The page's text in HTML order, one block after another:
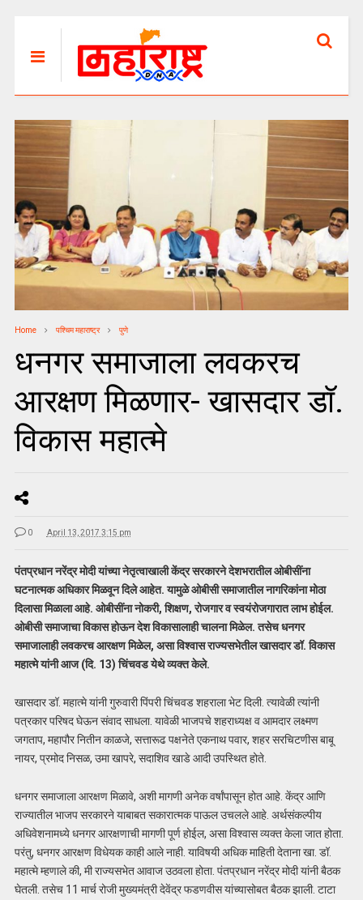
Home पश्चिम महाराष्ट्र पुणे
धनगर समाजाला लवकरच
आरक्षण मिळणार- खासदार डॉ.
विकास महात्मे
0 April 13, 2017 3:15 pm
पंतप्रधान नरेंद्र मोदी यांच्या नेतृत्‍वाखाली केंद्र सरकारने देशभरातील ओबीसींना
घटनात्मक अधिकार मिळवून दिले आहेत. यामुळे ओबीसी समाजातील नागरिकांना मोठा
दिलासा मिळाला आहे. ओबीसींना नोकरी, शिक्षण, रोजगार व स्वयंरोजगारात लाभ होईल.
ओबीसी समाजाचा विकास होऊन देश विकासालाही चालना मिळेल. तसेच धनगर
समाजालाही लवकरच आरक्षण मिळेल, असा विश्वास राज्यसभेतील खासदार डॉ. विकास
महात्मे यांनी आज (दि. 13) चिंचवड येथे व्यक्त केले.
खासदार डॉ. महात्मे यांनी गुरुवारी पिंपरी चिंचवड शहराला भेट दिली. त्यावेळी त्यांनी
पत्रकार परिषद घेऊन संवाद साधला. यावेळी भाजपचे शहराध्यक्ष व आमदार लक्ष्मण
जगताप, महापौर नितीन काळजे, सत्तारूढ पक्षनेते एकनाथ पवार, शहर सरचिटणीस बाबू
नायर, प्रमोद निसळ, उमा खापरे, सदाशिव खाडे आदी उपस्थित होते.
धनगर समाजाला आरक्षण मिळावे, अशी मागणी अनेक वर्षांपासून होत आहे. केंद्र आणि
राज्‍यातील भाजप सरकारने याबाबत सकारात्‍मक पाऊल उचलले आहे. अर्थसंकल्पीय
अधिवेशनामध्ये धनगर आरक्षणाची मागणी पूर्ण होईल, असा विश्वास व्यक्‍त केला जात होता.
परंतु, धनगर आरक्षण विधेयक काही आले नाही. याविषयी अधिक माहिती देताना खा. डॉ.
महात्‍मे म्‍हणाले की, मी राज्‍यसभेत आवाज उठवला होता. पंतप्रधान नरेंद्र मोदी यांनी बैठक
घेतली. तसेच 11 मार्च रोजी मुख्यमंत्री देवेंद्र फडणवीस यांच्यासोबत बैठक झाली. टाटा